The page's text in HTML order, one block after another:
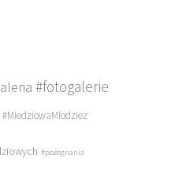
#fotogalerie
#MiedziowaMlodziez
#pożegnania